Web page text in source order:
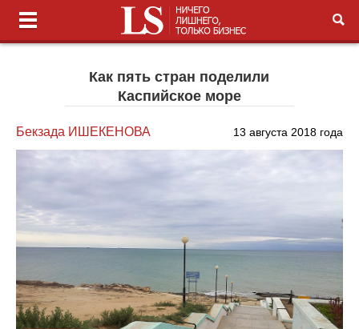
Как пять стран поделили
Каспийское море
Бекзада ИШЕКЕНОВА 13 августа 2018 года